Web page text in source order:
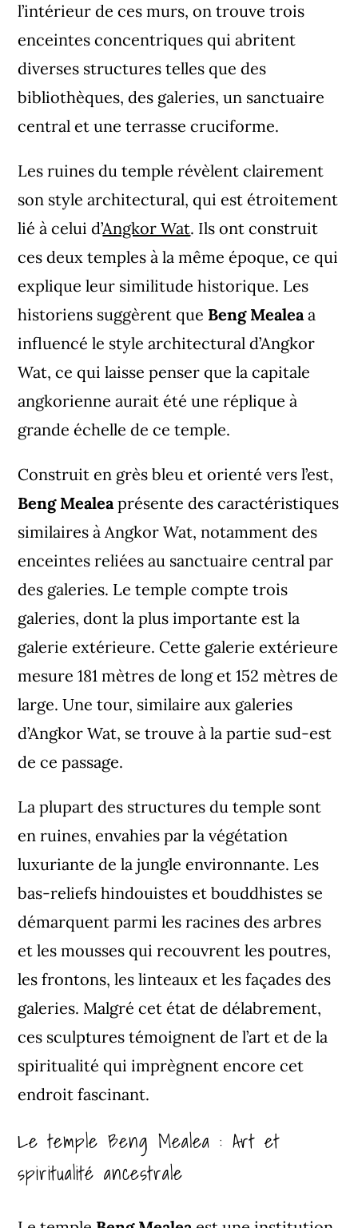
l’intérieur de ces murs, on trouve trois
enceintes concentriques qui abritent
diverses structures telles que des
bibliothèques, des galeries, un sanctuaire
central et une terrasse cruciforme.
Les ruines du temple révèlent clairement
son style architectural, qui est étroitement
lié à celui d’Angkor Wat. Ils ont construit
ces deux temples à la même époque, ce qui
explique leur similitude historique. Les
historiens suggèrent que Beng Mealeaa
influencé le style architectural d’Angkor
Wat, ce qui laisse penser que la capitale
angkorienne aurait été une réplique à
grande échelle de ce temple.
Construit en grès bleu et orienté vers l’est,
Beng Mealeaprésente des caractéristiques
similaires à Angkor Wat, notamment des
enceintes reliées au sanctuaire central par
des galeries. Le temple compte trois
galeries, dont la plus importante est la
galerie extérieure. Cette galerie extérieure
mesure 181 mètres de long et 152 mètres de
large. Une tour, similaire aux galeries
d’Angkor Wat, se trouve à la partie sud-est
de ce passage.
La plupart des structures du temple sont
en ruines, envahies par la végétation
luxuriante de la jungle environnante. Les
bas-reliefs hindouistes et bouddhistes se
démarquent parmi les racines des arbres
et les mousses qui recouvrent les poutres,
les frontons, les linteaux et les façades des
galeries. Malgré cet état de délabrement,
ces sculptures témoignent de l’art et de la
spiritualité qui imprègnent encore cet
endroit fascinant.
Le temple Beng Mealea : Art et
spiritualité ancestrale